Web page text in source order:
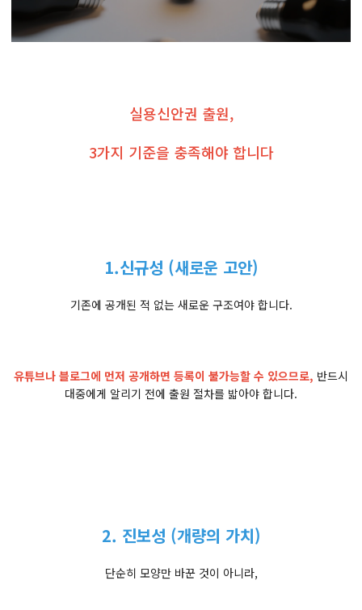
실용신안권 출원,
3가지 기준을 충족해야 합니다
1.신규성 (새로운 고안)
기존에 공개된 적 없는 새로운 구조여야 합니다.
유튜브나 블로그에 먼저 공개하면 등록이 불가능할 수 있으므로, 반드시
대중에게 알리기 전에 출원 절차를 밟아야 합니다.
2. 진보성 (개량의 가치)
단순히 모양만 바꾼 것이 아니라,